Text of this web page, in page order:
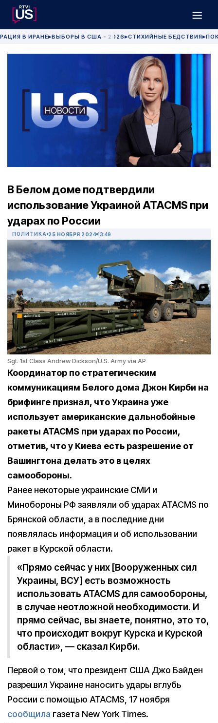
В ИРАНЕ▶ВЫБОРЫ В США - 2026 ▶СТИХИЙНЫЕ БЕДСТВИЯ▶
В Белом доме подтвердили
использование Украиной ATACMS при
ударах по России
ПОЛИТИКА 25 НОЯБРЯ 2024 13:49
Sgt. 1st Class Andrew Dickson/U.S. Army via AP
Координатор по стратегическим
коммуникациям Белого дома Джон Кирби на
брифинге признал, что Украина уже
использует американские дальнобойные
ракеты ATACMS при ударах по России,
отметив, что у Киева есть разрешение от
Вашингтона делать это в целях
самообороны.
Ранее некоторые украинские СМИ и
Минобороны РФ заявляли об ударах ATACMS по
Брянской области, а в последние дни
появлялась информация и об использовании
ракет в Курской области.
«Прямо сейчас у них [Вооруженных сил
Украины, ВСУ] есть возможность
использовать ATACMS для самообороны,
в случае неотложной необходимости. И
прямо сейчас, вы знаете, понятно, это то,
что происходит вокруг Курска и Курской
области», — сказал Кирби.
Первой о том, что президент США Джо Байден
разрешил Украине наносить удары вглубь
России с помощью ATACMS, 17 ноября
сообщила газета New York Times.